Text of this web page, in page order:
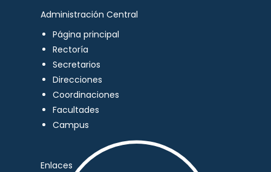
Administración Central
Página principal
Rectoría
Secretarios
Direcciones
Coordinaciones
Facultades
Campus
Enlaces